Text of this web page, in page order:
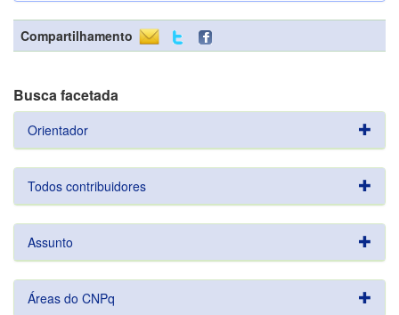
Compartilhamento
Busca facetada
Orientador
Todos contribuidores
Assunto
Áreas do CNPq